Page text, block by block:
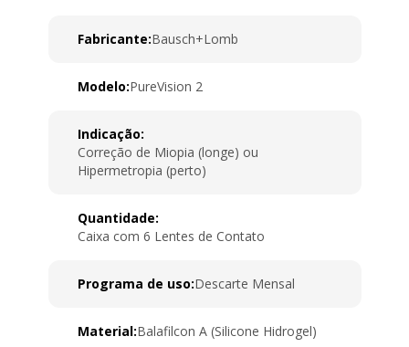
Fabricante:Bausch+Lomb
Modelo:PureVision 2
Indicação:
Correção de Miopia (longe) ou
Hipermetropia (perto)
Quantidade:
Caixa com 6 Lentes de Contato
Programa de uso:Descarte Mensal
Material:Balafilcon A (Silicone Hidrogel)